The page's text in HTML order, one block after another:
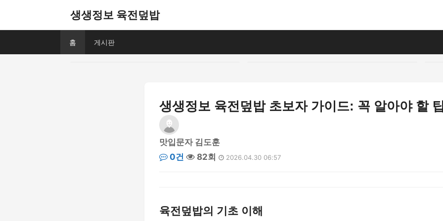
생생정보 육전덮밥
홈 게시판
생생정보 육전덮밥 초보자 가이드: 꼭 알아야 할
맛입문자 김도훈
0건
82회 2026.04.30 06:57
육전덮밥의 기초 이해